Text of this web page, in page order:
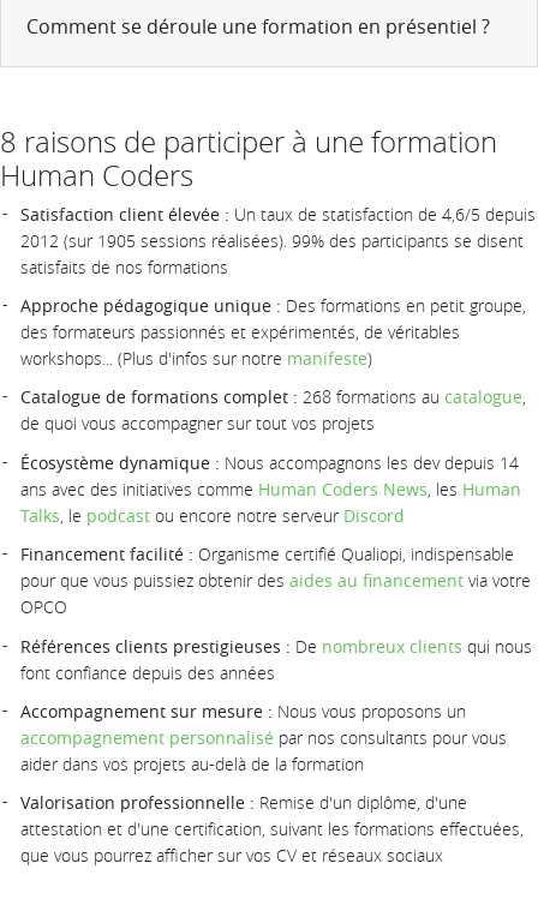
Comment se déroule une formation en présentiel ?
8 raisons de participer à une formation
Human Coders
Satisfaction client élevée : Un taux de statisfaction de 4,6/5 depuis
2012 (sur 1905 sessions réalisées). 99% des participants se disent
satisfaits de nos formations
Approche pédagogique unique : Des formations en petit groupe,
des formateurs passionnés et expérimentés, de véritables
workshops... (Plus d'infos sur notre manifeste)
Catalogue de formations complet : 268 formations au catalogue,
de quoi vous accompagner sur tout vos projets
Écosystème dynamique : Nous accompagnons les dev depuis 14
ans avec des initiatives comme Human Coders News , les Human
Talks , le podcast ou encore notre serveur Discord
Financement facilité : Organisme certifié Qualiopi, indispensable
pour que vous puissiez obtenir des aides au financement via votre
OPCO
Références clients prestigieuses : De nombreux clients qui nous
font confiance depuis des années
Accompagnement sur mesure : Nous vous proposons un
accompagnement personnalisé par nos consultants pour vous
aider dans vos projets au-delà de la formation
Valorisation professionnelle : Remise d'un diplôme, d'une
attestation et d'une certification, suivant les formations effectuées,
que vous pourrez afficher sur vos CV et réseaux sociaux